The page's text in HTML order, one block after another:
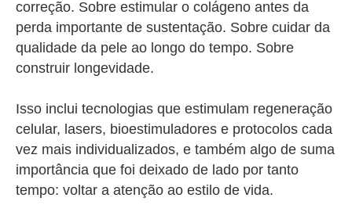
correção. Sobre estimular o colágeno antes da
perda importante de sustentação. Sobre cuidar da
qualidade da pele ao longo do tempo. Sobre
construir longevidade.
Isso inclui tecnologias que estimulam regeneração
celular, lasers, bioestimuladores e protocolos cada
vez mais individualizados, e também algo de suma
importância que foi deixado de lado por tanto
tempo: voltar a atenção ao estilo de vida.